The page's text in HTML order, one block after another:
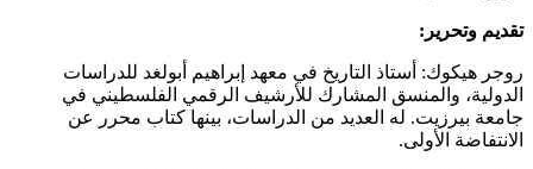
تقديم وتحرير:
روجر هيكوك: أستاذ التاريخ في معهد إبراهيم أبولغد للدراسات
الدولية، والمنسق المشارك للأرشيف الرقمي الفلسطيني في
جامعة بيرزيت. له العديد من الدراسات، بينها كتاب محرر عن
الانتفاضة الأولى.